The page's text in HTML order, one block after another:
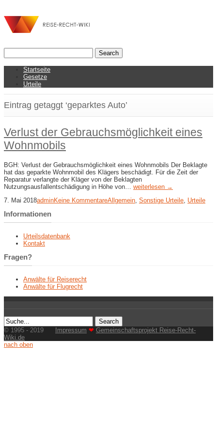
Startseite
Gesetze
Urteile
Eintrag getaggt ‘geparktes Auto’
Verlust der Gebrauchsmöglichkeit eines
Wohnmobils
BGH: Verlust der Gebrauchsmöglichkeit eines Wohnmobils Der Beklagte
hat das geparkte Wohnmobil des Klägers beschädigt. Für die Zeit der
Reparatur verlangte der Kläger von der Beklagten
Nutzungsausfallentschädigung in Höhe von… weiterlesen →
7. Mai 2018adminKeine KommentareAllgemein, Sonstige Urteile, Urteile
Informationen
Urteilsdatenbank
Kontakt
Fragen?
Anwälte für Reiserecht
Anwälte für Flugrecht
© 1995 - 2019 Impressum ❤ Gemeinschaftsprojekt Reise-Recht-
Wiki.de
nach oben